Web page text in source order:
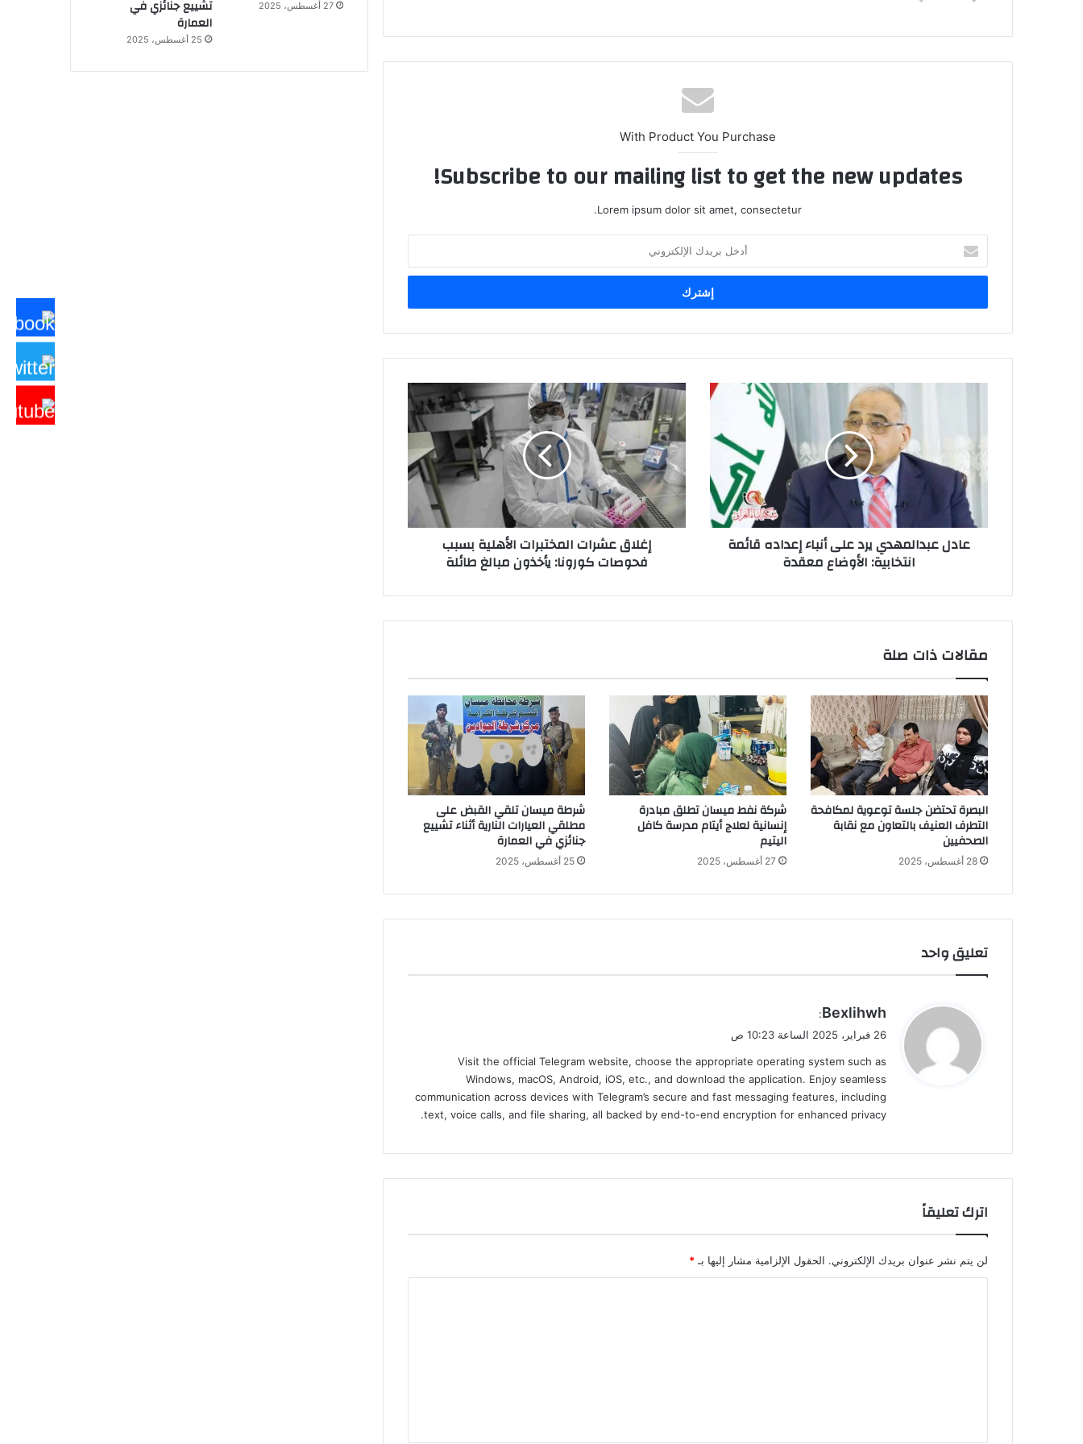
With Product You Purchase
Subscribe to our mailing list to get the new updates!
Lorem ipsum dolor sit amet, consectetur.
بريدك
الإلكتروني
أنباء
إعداده
قائمة
انتخابية:
الأوضاع
معقدةعادل عبدالمهدي يرد على أنباء إعداده قائمة
انتخابية: الأوضاع معقدة
إغلاق
عشرات
المختبرات
الأهلية
بسبب
فحوصات
كورونا:
يأخذون
مبالغ
إغلاق عشرات المختبرات الأهلية بسبب
فحوصات كورونا: يأخذون مبالغ طائلة
مقالات ذات صلة
البصرة تحتضن جلسة توعوية لمكافحة
التطرف العنيف بالتعاون مع نقابة
الصحفيين
28 أغسطس، 2025
شركة نفط ميسان تطلق مبادرة
إنسانية لعلاج أيتام مدرسة كافل
اليتيم
27 أغسطس، 2025
شرطة ميسان تلقي القبض على
مطلقي العيارات النارية أثناء تشييع
جنائزي في العمارة
25 أغسطس، 2025
تعليق واحد
ي
ق
ل
Bexlihwh
:
26 فبراير، 2025 الساعة 10:23 ص
Visit the official Telegram website, choose the appropriate operating system such as
Windows, macOS, Android, iOS, etc., and download the application. Enjoy seamless
communication across devices with Telegram’s secure and fast messaging features, including
text, voice calls, and file sharing, all backed by end-to-end encryption for enhanced privacy.
اترك تعليقاً
لن يتم نشر عنوان بريدك الإلكتروني. الحقول الإلزامية مشار إليها بـ*
27 أغسطس، 2025
تشييع جنائزي في
العمارة
25 أغسطس، 2025